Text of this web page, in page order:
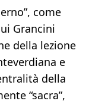
come
Grancini
della lezione
e
della
“sacra”,